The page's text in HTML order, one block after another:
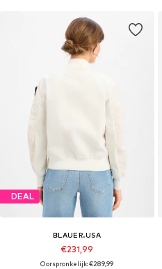
DEAL
BLAUER.USA
€231,99
Oorspronkelijk: €289,99